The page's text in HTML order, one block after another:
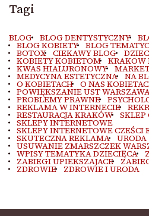
Tagi
BLOG BLOG DENTYSTYCZNY
BLOG KOBIETY BLOG
BOTOX CIEKAWY BLOG
KOBIETY KOBIETOM KRAKOW
KWAS HIALURONOWY
MEDYCYNA ESTETYCZNA NA
O KOBIETACH O NAS
POWIĘKSZANIE UST
PROBLEMY PRAWNE
REKLAMA W INTERNECIE
RESTAURACJA KRAKÓW
SKLEPY INTERNETOWE
SKLEPY INTERNETOWE CZEŚCI
SKUTECZNA REKLAMA URODA
USUWANIE ZMARSZCZEK
WPISY TEMATYKA DZIECIĘCA
ZABIEGI UPIEKSZAJACE
ZDROWIE ZDROWIE I URODA